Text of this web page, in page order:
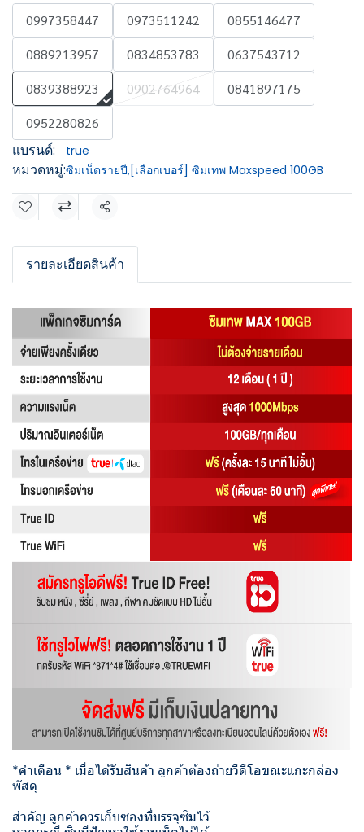
0997358447 0973511242
0855146477
0889213957
0834853783
0637543712
0839388923
0902764964
0841897175
0952280826
แบรนด์: true
หมวดหมู่:ซิมเน็ตรายปี,[เลือกเบอร์] ซิมเทพ Maxspeed 100GB
แชร์
รายละเอียดสินค้า
*คำเตือน * เมื่อได้รับสินค้า ลูกค้าต้องถ่ายวีดีโอขณะแกะกล่อง
พัสดุ
สำคัญ ลูกค้าควรเก็บซองที่บรรจุซิมไว้